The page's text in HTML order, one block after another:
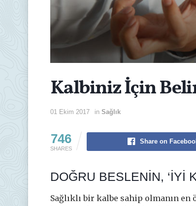
Kalbiniz İçin
01 Ekim 2017 in Sağlık
746
SHARES
Share on
DOĞRU BESLENİN, ‘İYİ
Sağlıklı bir kalbe sahip olmanın